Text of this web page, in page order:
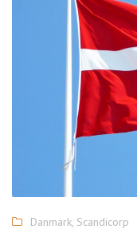
Danmark, Scandicorp